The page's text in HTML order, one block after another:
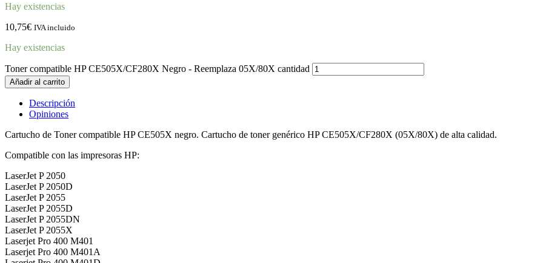
Hay existencias
10,75€ IVA incluido
Hay existencias
Toner compatible HP CE505X/CF280X Negro - Reemplaza 05X/80X cantidad
Añadir al carrito
Descripción
Opiniones
Cartucho de Toner compatible HP CE505X negro. Cartucho de toner genérico HP CE505X/CF280X (05X/80X) de alta calidad.
Compatible con las impresoras HP:
LaserJet P 2050
LaserJet P 2050D
LaserJet P 2055
LaserJet P 2055D
LaserJet P 2055DN
LaserJet P 2055X
Laserjet Pro 400 M401
Laserjet Pro 400 M401A